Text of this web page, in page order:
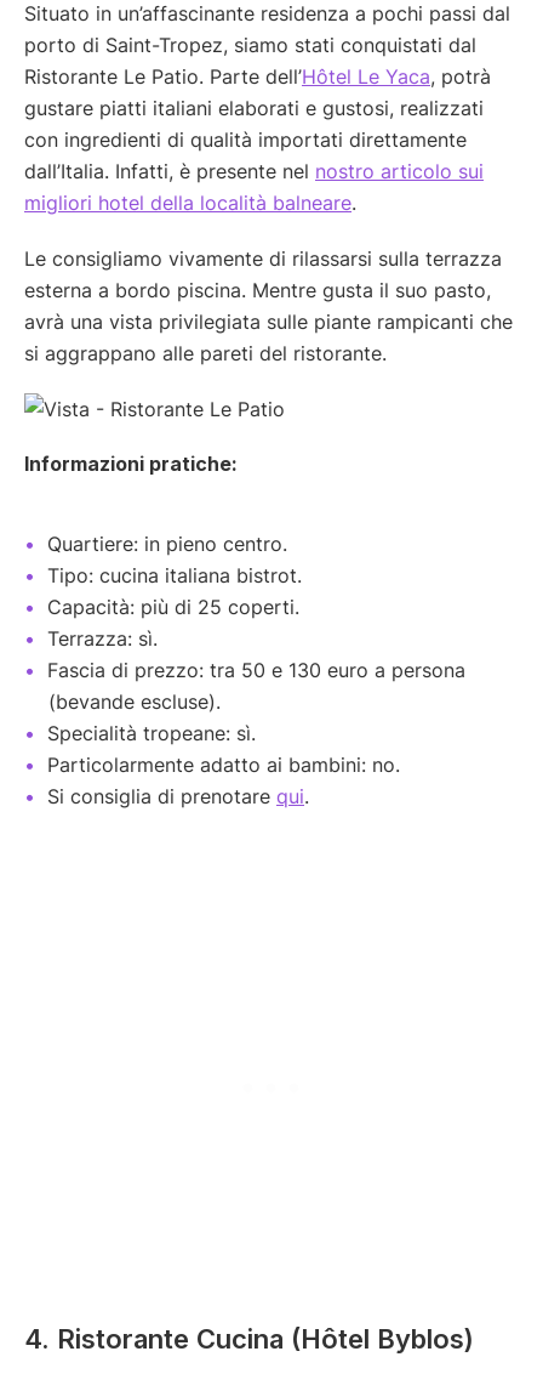
Situato in un’affascinante residenza a pochi passi dal
porto di Saint-Tropez, siamo stati conquistati dal
Ristorante Le Patio. Parte dell’Hôtel Le Yaca, potrà
gustare piatti italiani elaborati e gustosi, realizzati
con ingredienti di qualità importati direttamente
dall’Italia. Infatti, è presente nel nostro articolo sui
migliori hotel della località balneare.
Le consigliamo vivamente di rilassarsi sulla terrazza
esterna a bordo piscina. Mentre gusta il suo pasto,
avrà una vista privilegiata sulle piante rampicanti che
si aggrappano alle pareti del ristorante.
Informazioni pratiche:
Quartiere: in pieno centro.
Tipo: cucina italiana bistrot.
Capacità: più di 25 coperti.
Terrazza: sì.
Fascia di prezzo: tra 50 e 130 euro a persona
(bevande escluse).
Specialità tropeane: sì.
Particolarmente adatto ai bambini: no.
Si consiglia di prenotare qui.
4. Ristorante Cucina (Hôtel Byblos)